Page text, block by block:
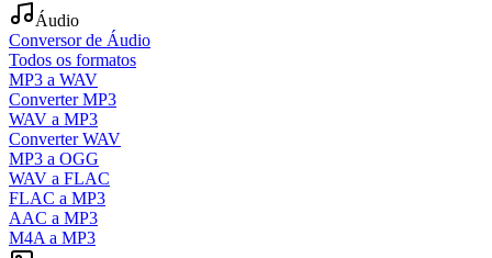
Áudio
Conversor de Áudio
Todos os formatos
MP3 a WAV
Converter MP3
WAV a MP3
Converter WAV
MP3 a OGG
WAV a FLAC
FLAC a MP3
AAC a MP3
M4A a MP3